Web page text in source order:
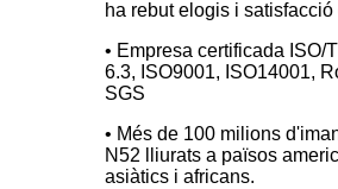
ha rebut elogis i satisfacció
• Empresa certificada ISO/
6.3, ISO9001, ISO14001,
SGS
• Més de 100 milions
N52 lliurats a països
asiàtics i africans.